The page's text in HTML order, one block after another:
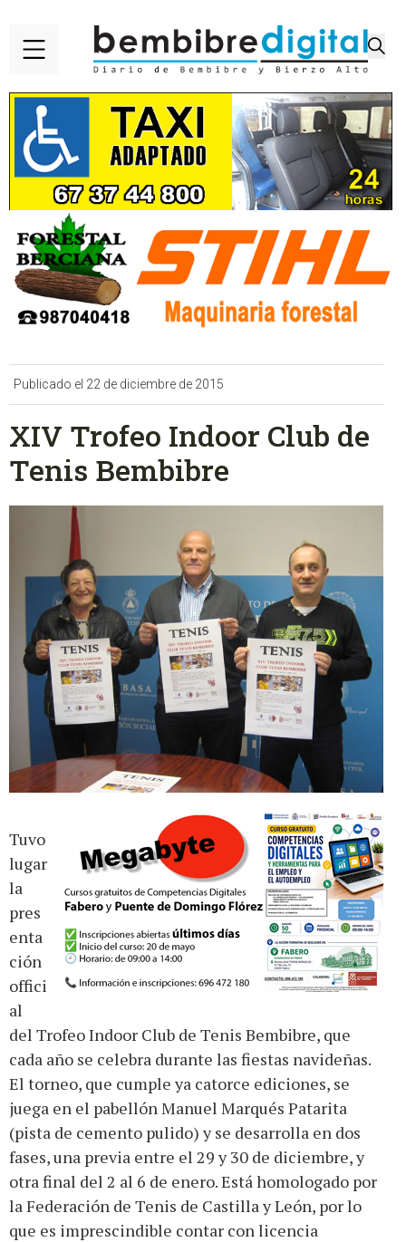
Publicado el 22 de diciembre de 2015
XIV Trofeo Indoor Club de
Tenis Bembibre
Tuvo
lugar
la
pres
enta
ción
offici
al
del Trofeo Indoor Club de Tenis Bembibre, que
cada año se celebra durante las fiestas navideñas.
El torneo, que cumple ya catorce ediciones, se
juega en el pabellón Manuel Marqués Patarita
(pista de cemento pulido) y se desarrolla en dos
fases, una previa entre el 29 y 30 de diciembre, y
otra final del 2 al 6 de enero. Está homologado por
la Federación de Tenis de Castilla y León, por lo
que es imprescindible contar con licencia